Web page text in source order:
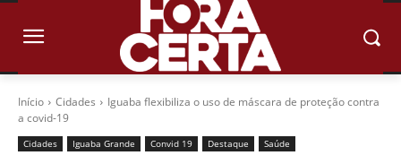
Início Cidades
Iguaba flexibiliza o uso de máscara de proteção contra
a covid-19
Cidades Iguaba Grande Convid 19 Destaque Saúde